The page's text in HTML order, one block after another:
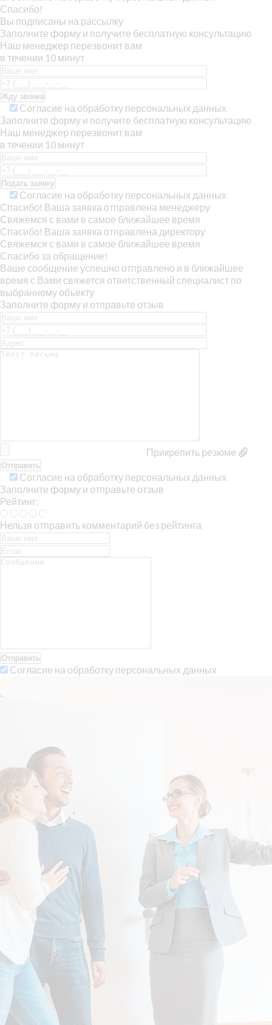
Спасибо!
Вы подписаны на рассылку
Заполните форму и получите бесплатную консультацию
Наш менеджер перезвонит вам
в течении 10 минут
Согласие на обработку персональных данных
Заполните форму и получите бесплатную консультацию
Наш менеджер перезвонит вам
в течении 10 минут
Согласие на обработку персональных данных
Спасибо! Ваша заявка отправлена менеджеру
Свяжемся с вами в самое ближайшее время
Спасибо! Ваша заявка отправлена директору
Свяжемся с вами в самое ближайшее время
Спасибо за обращение!
Ваше сообщение успешно отправлено и в ближайшее
время с Вами свяжется ответственный специалист по
выбранному объекту
Заполните форму и отправьте отзыв
Прикрепить резюме
Согласие на обработку персональных данных
Заполните форму и отправьте отзыв
Рейтинг:
Нельзя отправить комментарий без рейтинга
Отправить
Согласие на обработку персональных данных